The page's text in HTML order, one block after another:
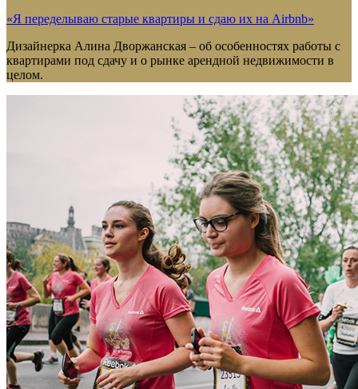
«Я переделываю старые квартиры и сдаю их на Airbnb»
Дизайнерка Алина Дворжанская – об особенностях работы с
квартирами под сдачу и о рынке арендной недвижимости в
целом.